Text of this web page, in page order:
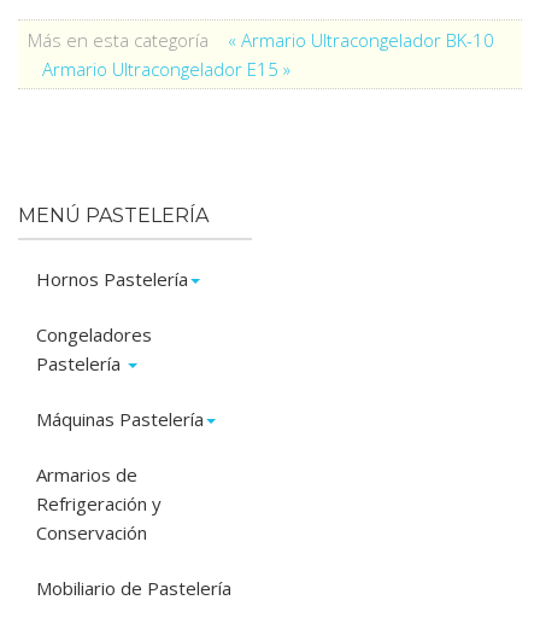
Más en esta categoría
« Armario Ultracongelador BK-10
Armario Ultracongelador E15 »
MENÚ PASTELERÍA
Hornos Pastelería
Congeladores
Pastelería
Máquinas Pastelería
Armarios de
Refrigeración y
Conservación
Mobiliario de Pastelería